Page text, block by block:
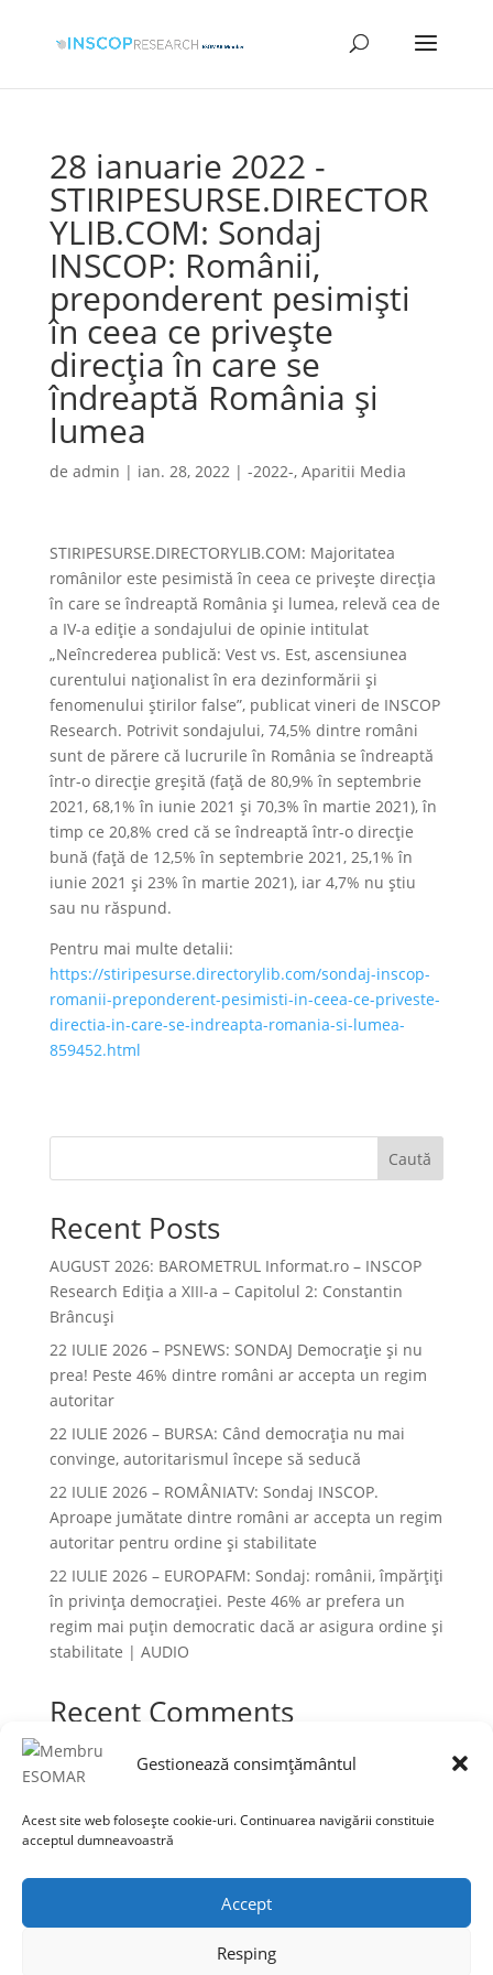
Gestionează consimțământul
Acest site web folosește cookie-uri. Continuarea navigării constituie
acceptul dumneavoastră
Accept
Resping
28 ianuarie 2022 -
STIRIPESURSE.DIRECTOR
YLIB.COM: Sondaj
INSCOP: Românii,
preponderent pesimişti
în ceea ce priveşte
direcţia în care se
îndreaptă România şi
lumea
de admin | ian. 28, 2022| -2022-, Aparitii Media
STIRIPESURSE.DIRECTORYLIB.COM: Majoritatea
românilor este pesimistă în ceea ce priveşte direcţia
în care se îndreaptă România şi lumea, relevă cea de
a IV-a ediţie a sondajului de opinie intitulat
„Neîncrederea publică: Vest vs. Est, ascensiunea
curentului naţionalist în era dezinformării şi
fenomenului ştirilor false”, publicat vineri de INSCOP
Research. Potrivit sondajului, 74,5% dintre români
sunt de părere că lucrurile în România se îndreaptă
într-o direcţie greşită (faţă de 80,9% în septembrie
2021, 68,1% în iunie 2021 şi 70,3% în martie 2021), în
timp ce 20,8% cred că se îndreaptă într-o direcţie
bună (faţă de 12,5% în septembrie 2021, 25,1% în
iunie 2021 şi 23% în martie 2021), iar 4,7% nu ştiu
sau nu răspund.
Pentru mai multe detalii:
https://stiripesurse.directorylib.com/sondaj-inscop-
romanii-preponderent-pesimisti-in-ceea-ce-priveste-
directia-in-care-se-indreapta-romania-si-lumea-
859452.html
Caută
Recent Posts
AUGUST 2026: BAROMETRUL Informat.ro – INSCOP
Research Ediția a XIII-a – Capitolul 2: Constantin
Brâncuși
22 IULIE 2026 – PSNEWS: SONDAJ Democrație și nu
prea! Peste 46% dintre români ar accepta un regim
autoritar
22 IULIE 2026 – BURSA: Când democraţia nu mai
convinge, autoritarismul începe să seducă
22 IULIE 2026 – ROMÂNIATV: Sondaj INSCOP.
Aproape jumătate dintre români ar accepta un regim
autoritar pentru ordine și stabilitate
22 IULIE 2026 – EUROPAFM: Sondaj: românii, împărțiți
în privința democrației. Peste 46% ar prefera un
regim mai puțin democratic dacă ar asigura ordine și
stabilitate | AUDIO
Recent Comments
Niciun comentariu de arătat.
Prelucrarea datelor cu caracter personal
Politica cookies